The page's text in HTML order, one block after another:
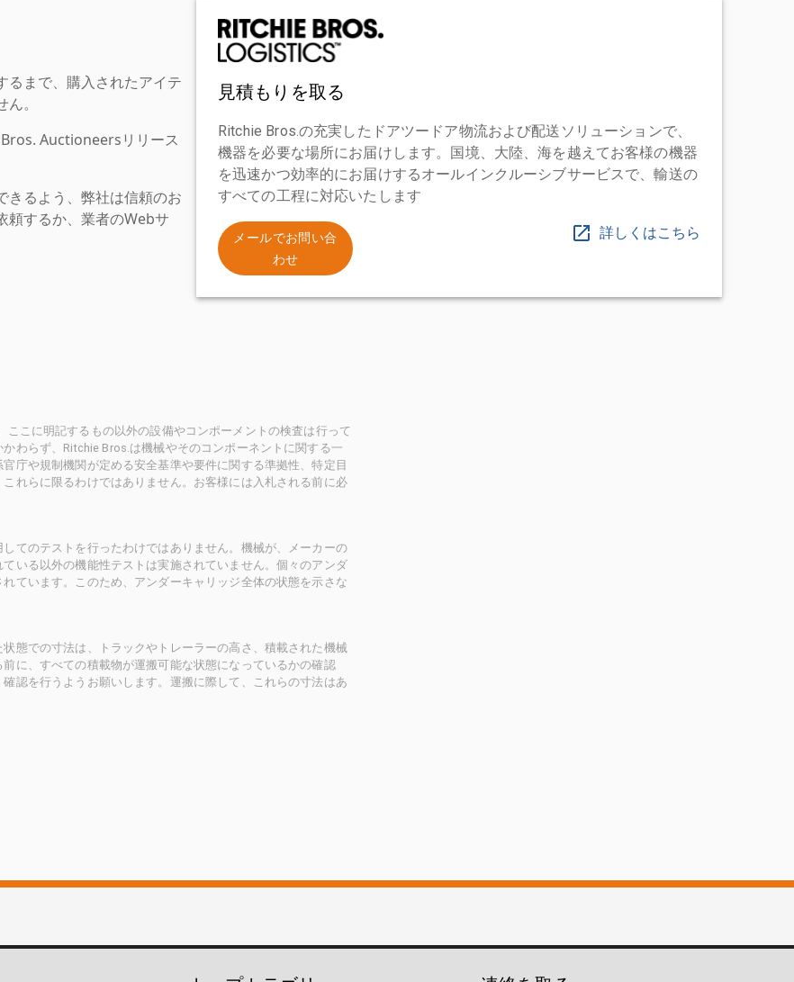
るまで、購入されたアイテ
。
Auctioneersリリース
きるよう、弊社は信頼のお
頼するか、業者のWebサ
見積もりを取る
Ritchie Bros.の充実したドアツードア物流および配送ソリューションで、
機器を必要な場所にお届けします。国境、大陸、海を越えてお客様の機器
を迅速かつ効率的にお届けするオールインクルーシブサービスで、輸送の
すべての工程に対応いたします
メールでお問い合
わせ
詳しくはこちら
こに明記するもの以外の設備やコンポーメントの検査は行って
わらず、Ritchie Bros.は機械やそのコンポーネントに関する一
庁や規制機関が定める安全基準や要件に関する準拠性、特定目
れらに限るわけではありません。お客様には入札される前に必
てのテストを行ったわけではありません。機械が、メーカーの
いる以外の機能性テストは実施されていません。個々のアンダ
ています。このため、アンダーキャリッジ全体の状態を示さな
態での寸法は、トラックやトレーラーの高さ、積載された機械
に、すべての積載物が運搬可能な状態になっているかの確認
認を行うようお願いします。運搬に際して、これらの寸法はあ